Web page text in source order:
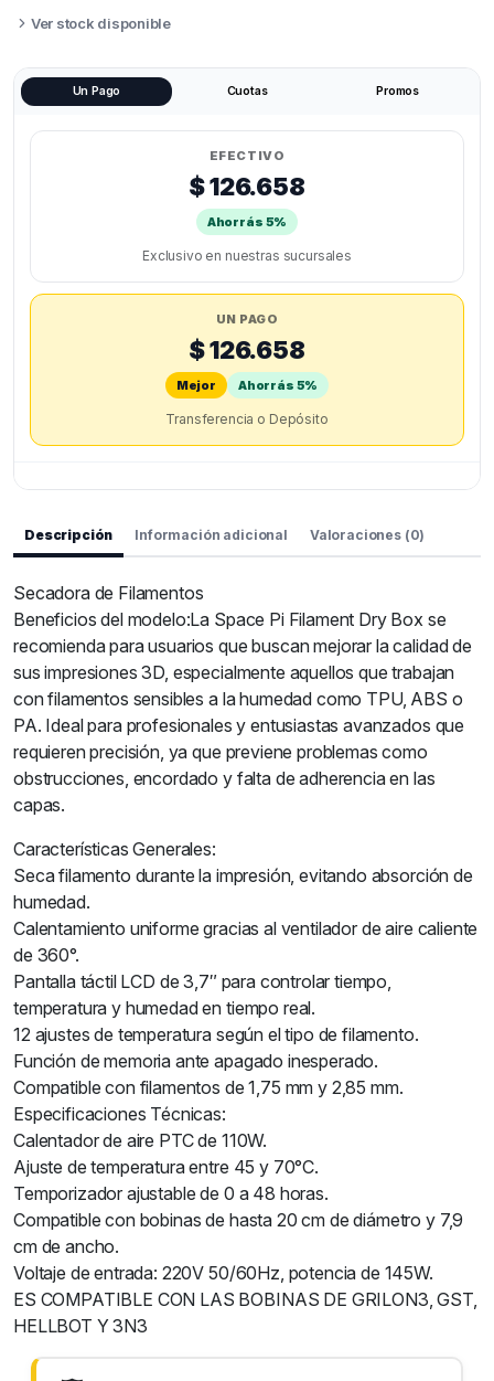
CREALITY
DRYER
quantity
Ver stock disponible
Un Pago Cuotas Promos
EFECTIVO
$ 126.658
Ahorrás 5%
Exclusivo en nuestras sucursales
UN PAGO
$ 126.658
Mejor Ahorrás 5%
Transferencia o Depósito
Descripción Información adicional Valoraciones (0)
Secadora de Filamentos
Beneficios del modelo:La Space Pi Filament Dry Box se
recomienda para usuarios que buscan mejorar la calidad de
sus impresiones 3D, especialmente aquellos que trabajan
con filamentos sensibles a la humedad como TPU, ABS o
PA. Ideal para profesionales y entusiastas avanzados que
requieren precisión, ya que previene problemas como
obstrucciones, encordado y falta de adherencia en las
capas.
Características Generales:
Seca filamento durante la impresión, evitando absorción de
humedad.
Calentamiento uniforme gracias al ventilador de aire caliente
de 360°.
Pantalla táctil LCD de 3,7″ para controlar tiempo,
temperatura y humedad en tiempo real.
12 ajustes de temperatura según el tipo de filamento.
Función de memoria ante apagado inesperado.
Compatible con filamentos de 1,75 mm y 2,85 mm.
Especificaciones Técnicas:
Calentador de aire PTC de 110W.
Ajuste de temperatura entre 45 y 70°C.
Temporizador ajustable de 0 a 48 horas.
Compatible con bobinas de hasta 20 cm de diámetro y 7,9
cm de ancho.
Voltaje de entrada: 220V 50/60Hz, potencia de 145W.
ES COMPATIBLE CON LAS BOBINAS DE GRILON3, GST,
HELLBOT Y 3N3